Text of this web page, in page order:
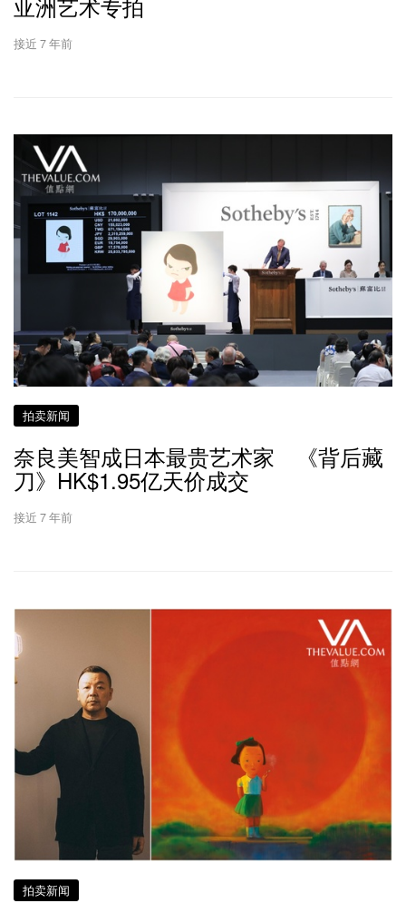
接近 7 年前
拍卖新闻
奈良美智成日本最贵艺术家 《背后藏
刀》HK$1.95亿天价成交
接近 7 年前
拍卖新闻